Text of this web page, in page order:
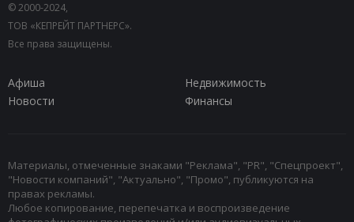
© 2000-2024,
ТОВ «КЕПРЕЙТ ПАРТНЕРС».
Все права защищены.
Афиша
Недвижимость
Новости
Финансы
Материалы, отмеченные знаками "Реклама", "PR", "Спецпроект",
"Новости компаний", "Актуально", "Промо", публикуются на
правах рекламы.
Любое копирование, перепечатка и воспроизведение